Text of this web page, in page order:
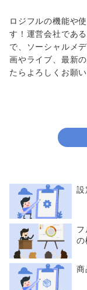
ロジフルの機能や
す！運営会社であ
で、ソーシャルメ
画やライブ、最新
たらよろしくお願
設
の
商